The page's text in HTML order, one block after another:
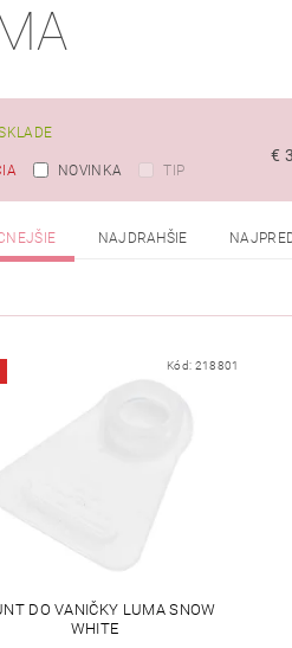
NOVINKA TIP
€ 3
NAJDRAHŠIE
Kód: 218801
DO VANIČKY LUMA SNOW
WHITE